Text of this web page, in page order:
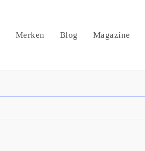
Merken Blog Magazine